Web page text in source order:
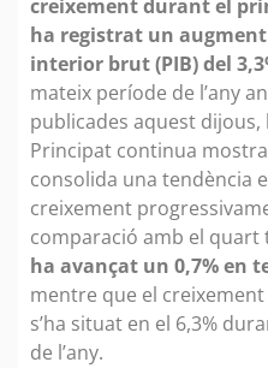
creixement durant el
ha registrat un
interior brut (PIB) del
mateix període de l’any
publicades aquest dijous,
Principat continua
consolida una tendència
creixement
comparació amb el quart
ha avançat un 0,7% en
mentre que el
s’ha situat en el 6,3%
de l’any.